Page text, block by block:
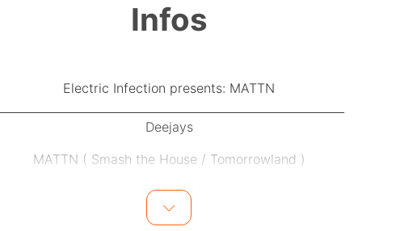
Infos
Electric Infection presents: MATTN
Deejays
MATTN ( Smash the House / Tomorrowland )
Be ready for MATTN!
- Capster